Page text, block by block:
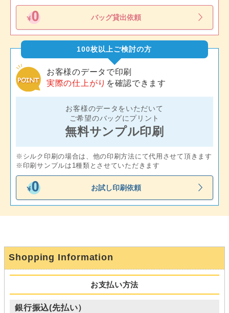
バッグ貸出依頼
100枚以上ご検討の方
お客様のデータで印刷
実際の仕上がり を確認できます
お客様のデータをいただいて
ご希望のバッグにプリント
無料サンプル印刷
※シルク印刷の場合は、他の印刷方法にて代用させて頂きます
※印刷サンプルは1種類とさせていただきます
お試し印刷依頼
Shopping Information
お支払い方法
銀行振込(先払い）